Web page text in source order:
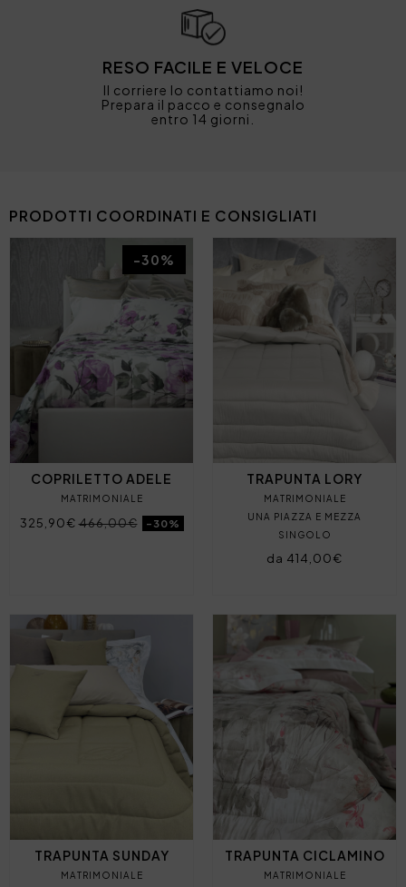
RESO FACILE E VELOCE
Il corriere lo contattiamo noi!
Prepara il pacco e consegnalo
entro 14 giorni.
PRODOTTI COORDINATI E CONSIGLIATI
COPRILETTO ADELE
MATRIMONIALE
325,90€466,00€ -30%
-30%
TRAPUNTA LORY
MATRIMONIALE
UNA PIAZZA E MEZZA
SINGOLO
da 414,00€
TRAPUNTA SUNDAY
MATRIMONIALE
TRAPUNTA CICLAMINO
MATRIMONIALE